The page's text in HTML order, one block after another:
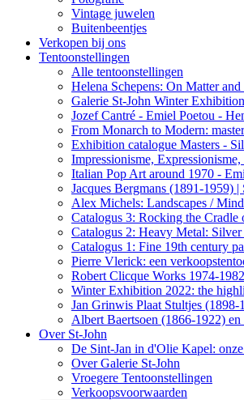
Vintage juwelen
Buitenbeentjes
Verkopen bij ons
Tentoonstellingen
Alle tentoonstellingen
Helena Schepens: On Matter
Galerie St-John Winter
Jozef Cantré - Emiel Poetou -
From Monarch to Modern:
Exhibition catalogue Masters -
Impressionisme,
Italian Pop Art around 1970 -
Jacques Bergmans (1891-1959)
Alex Michels: Landscapes /
Catalogus 3: Rocking the
Catalogus 2: Heavy Metal:
Catalogus 1: Fine 19th century
Pierre Vlerick: een
Robert Clicque Works 1974-
Winter Exhibition 2022: the
Jan Grinwis Plaat Stultjes
Albert Baertsoen (1866-1922) en
Over St-John
De Sint-Jan in d'Olie Kapel:
Over Galerie St-John
Vroegere Tentoonstellingen
Verkoopsvoorwaarden